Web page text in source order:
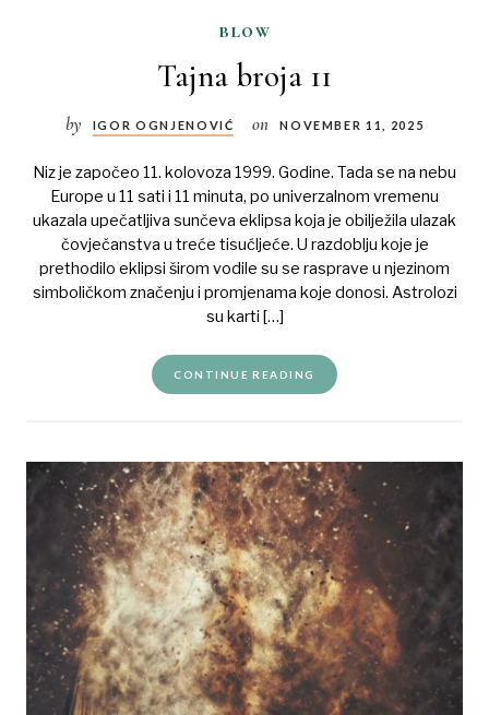
blow
Tajna broja 11
by IGOR OGNJENOVIĆ on NOVEMBER 11, 2025
Niz je započeo 11. kolovoza 1999. Godine. Tada se na nebu
Europe u 11 sati i 11 minuta, po univerzalnom vremenu
ukazala upečatljiva sunčeva eklipsa koja je obilježila ulazak
čovječanstva u treće tisućljeće. U razdoblju koje je
prethodilo eklipsi širom vodile su se rasprave u njezinom
simboličkom značenju i promjenama koje donosi. Astrolozi
su karti […]
CONTINUE READING